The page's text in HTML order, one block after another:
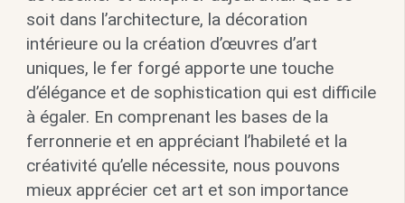
soit dans l’architecture, la décoration
intérieure ou la création d’œuvres d’art
uniques, le fer forgé apporte une touche
d’élégance et de sophistication qui est difficile
à égaler. En comprenant les bases de la
ferronnerie et en appréciant l’habileté et la
créativité qu’elle nécessite, nous pouvons
mieux apprécier cet art et son importance